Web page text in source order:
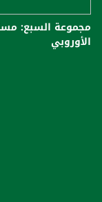
مجموعة السبع:
الأوروبي